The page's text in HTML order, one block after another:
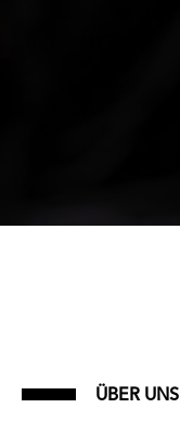
ÜBER UNS